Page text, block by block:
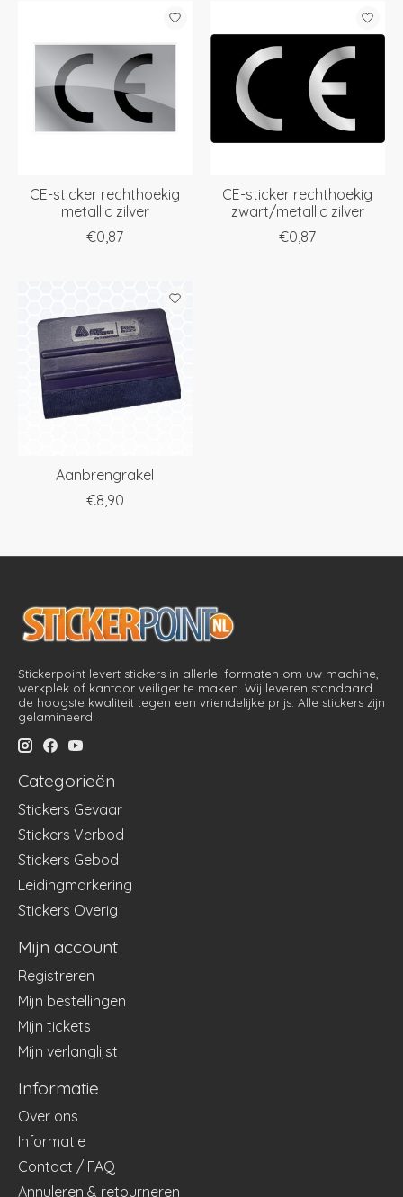
CE-sticker rechthoekig
metallic zilver
€0,87
CE-sticker rechthoekig
zwart/metallic zilver
€0,87
Aanbrengrakel
€8,90
Stickerpoint levert stickers in allerlei formaten om uw machine,
werkplek of kantoor veiliger te maken. Wij leveren standaard
de hoogste kwaliteit tegen een vriendelijke prijs. Alle stickers zijn
gelamineerd.
Categorieën
Stickers Gevaar
Stickers Verbod
Stickers Gebod
Leidingmarkering
Stickers Overig
Mijn account
Registreren
Mijn bestellingen
Mijn tickets
Mijn verlanglijst
Informatie
Over ons
Informatie
Contact / FAQ
Annuleren & retourneren